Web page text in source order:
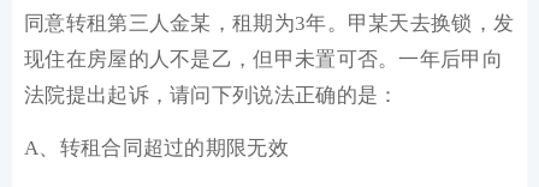
同意转租第三人金某，租期为3年。甲某天去换锁，发
现住在房屋的人不是乙，但甲未置可否。一年后甲向
法院提出起诉，请问下列说法正确的是：
A、转租合同超过的期限无效